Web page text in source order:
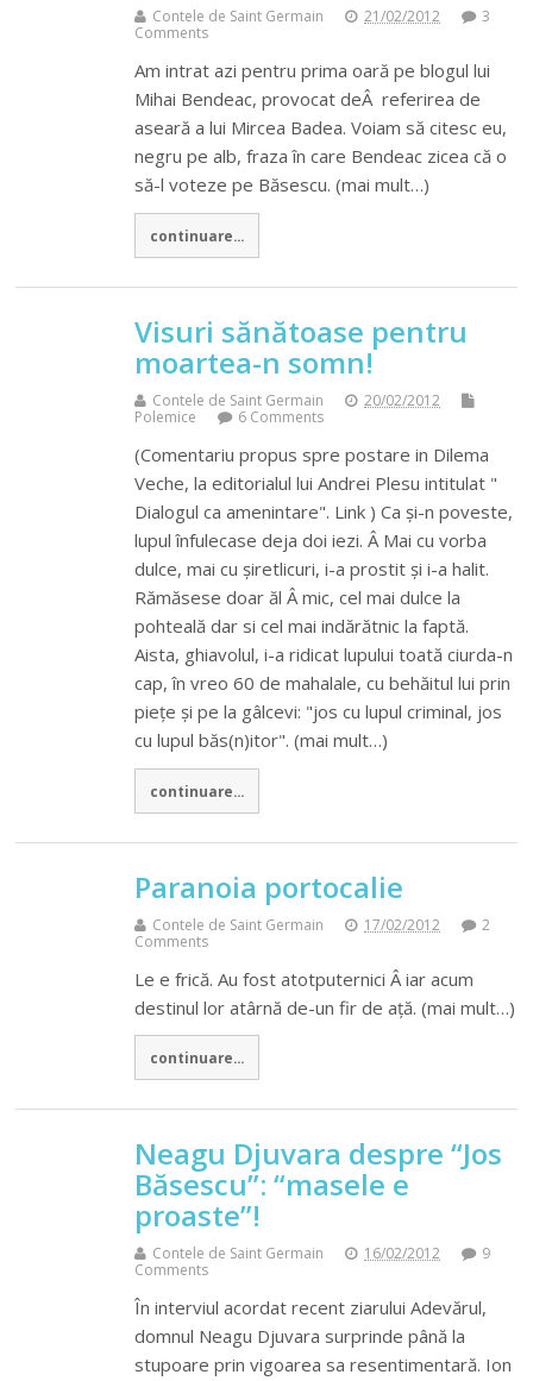
Contele de Saint Germain 21/02/2012
3
Comments
Am intrat azi pentru prima oară pe blogul lui
Mihai Bendeac, provocat deÂ referirea de
aseară a lui Mircea Badea. Voiam să citesc eu,
negru pe alb, fraza în care Bendeac zicea că o
să-l voteze pe Băsescu. (mai mult…)
continuare...
Visuri sănătoase pentru
moartea-n somn!
Contele de Saint Germain
20/02/2012
Polemice
6 Comments
(Comentariu propus spre postare in Dilema
Veche, la editorialul lui Andrei Plesu intitulat "
Dialogul ca amenintare". Link ) Ca și-n poveste,
lupul înfulecase deja doi iezi. Â Mai cu vorba
dulce, mai cu șiretlicuri, i-a prostit și i-a halit.
Rămăsese doar ăl Â mic, cel mai dulce la
pohteală dar si cel mai indărătnic la faptă.
Aista, ghiavolul, i-a ridicat lupului toată ciurda-n
cap, în vreo 60 de mahalale, cu behăitul lui prin
piețe și pe la gâlcevi: "jos cu lupul criminal, jos
cu lupul băs(n)itor". (mai mult…)
continuare...
Paranoia portocalie
Contele de Saint Germain 17/02/2012
2
Comments
Le e frică. Au fost atotputernici Â iar acum
destinul lor atârnă de-un fir de ață. (mai mult…)
continuare...
Neagu Djuvara despre “Jos
Băsescu”: “masele e
proaste”!
Contele de Saint Germain 16/02/2012
9
Comments
În interviul acordat recent ziarului Adevărul,
domnul Neagu Djuvara surprinde până la
stupoare prin vigoarea sa resentimentară. Ion